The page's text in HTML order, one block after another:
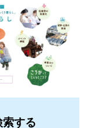
する